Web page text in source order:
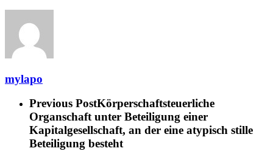
mylapo
Previous PostKörperschaftsteuerliche
Organschaft unter Beteiligung einer
Kapitalgesellschaft, an der eine atypisch stille
Beteiligung besteht